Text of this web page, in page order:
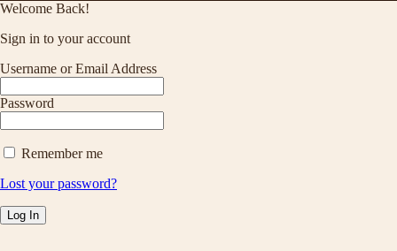
Welcome Back!
Sign in to your account
Username or Email Address
Password
Remember me
Lost your password?